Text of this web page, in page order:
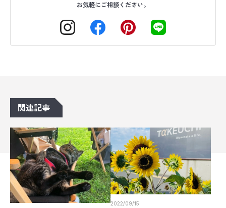
お気軽にご相談ください。
関連記事
2022/09/15